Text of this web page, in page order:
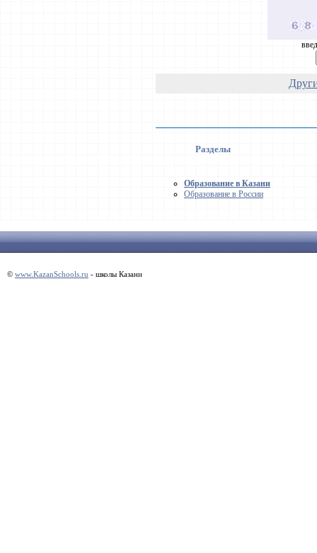
Разделы
Образование в Казани
Образование в России
© www.KazanSchools.ru - школы Казани